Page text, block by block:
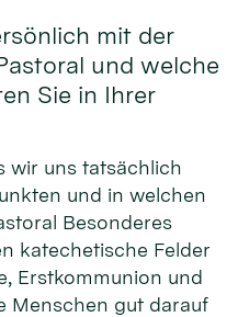
mit der
und welche
Sie in Ihrer
wir uns tatsächlich
und in welchen
Besonderes
katechetische Felder
Erstkommunion und
Menschen gut darauf